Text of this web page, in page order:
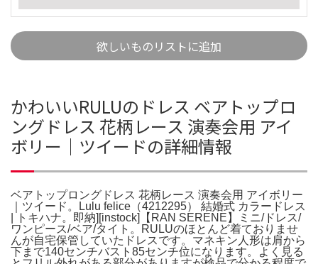
欲しいものリストに追加
かわいいRULUのドレス ベアトップロ
ングドレス 花柄レース 演奏会用 アイ
ボリー｜ツイードの詳細情報
ベアトップロングドレス 花柄レース 演奏会用 アイボリー
｜ツイード。Lulu felice（4212295） 結婚式 カラードレス
| トキハナ。即納][instock]【RAN SERENE】ミニ/ドレス/
ワンピース/ベア/タイト。RULUのほとんど着ておりませ
んが自宅保管していたドレスです。マネキン人形は肩から
下まで140センチバスト85センチ位になります。よく見る